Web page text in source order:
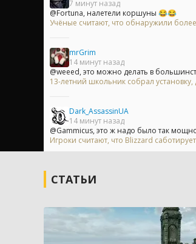
7 минут назад
@Fortuna, налетели коршуны 😂😂
Учёные считают, что обнаружили
mrGrim
14 минут назад
@weeed, это можно делать в
13-летний школьник собрал
Dark_AssassinUA
14 минут назад
@Gammicus, это ж надо было так
Игроки считают, что Blizzard
СТАТЬИ